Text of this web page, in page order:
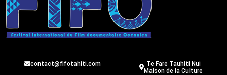
contact@fifotahiti.com
Te Fare Tauhiti Nui
Maison de la Culture